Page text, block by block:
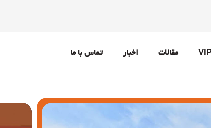
مقالات اخبار تماس با ما